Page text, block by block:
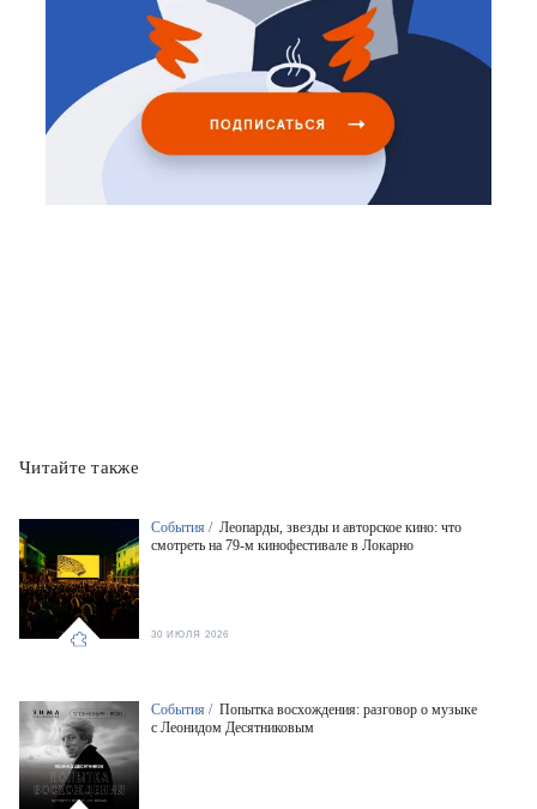
Читайте также
События / Леопарды, звезды и авторское кино: что
смотреть на 79-м кинофестивале в Локарно
30 ИЮЛЯ 2026
События / Попытка восхождения: разговор о музыке
с Леонидом Десятниковым